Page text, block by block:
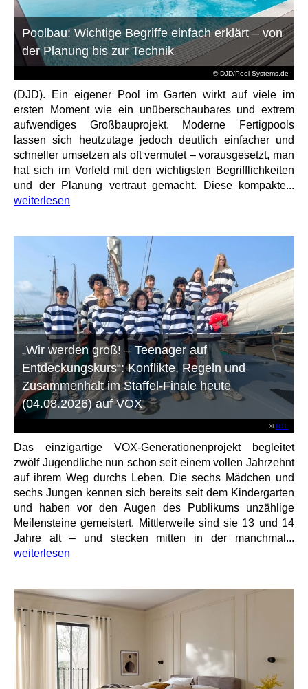
© DJD/Pool-Systems.de
Poolbau: Wichtige Begriffe einfach erklärt – von
der Planung bis zur Technik
(DJD). Ein eigener Pool im Garten wirkt auf viele im
ersten Moment wie ein unüberschaubares und extrem
aufwendiges Großbauprojekt. Moderne Fertigpools
lassen sich heutzutage jedoch deutlich einfacher und
schneller umsetzen als oft vermutet – vorausgesetzt, man
hat sich im Vorfeld mit den wichtigsten Begrifflichkeiten
und der Planung vertraut gemacht. Diese kompakte...
weiterlesen
©RTL
„Wir werden groß! – Teenager auf
Entdeckungskurs“: Konflikte, Regeln und
Zusammenhalt im Staffel-Finale heute
(04.08.2026) auf VOX
Das einzigartige VOX-Generationenprojekt begleitet
zwölf Jugendliche nun schon seit einem vollen Jahrzehnt
auf ihrem Weg durchs Leben. Die sechs Mädchen und
sechs Jungen kennen sich bereits seit dem Kindergarten
und haben vor den Augen des Publikums unzählige
Meilensteine gemeistert. Mittlerweile sind sie 13 und 14
Jahre alt – und stecken mitten in der manchmal...
weiterlesen